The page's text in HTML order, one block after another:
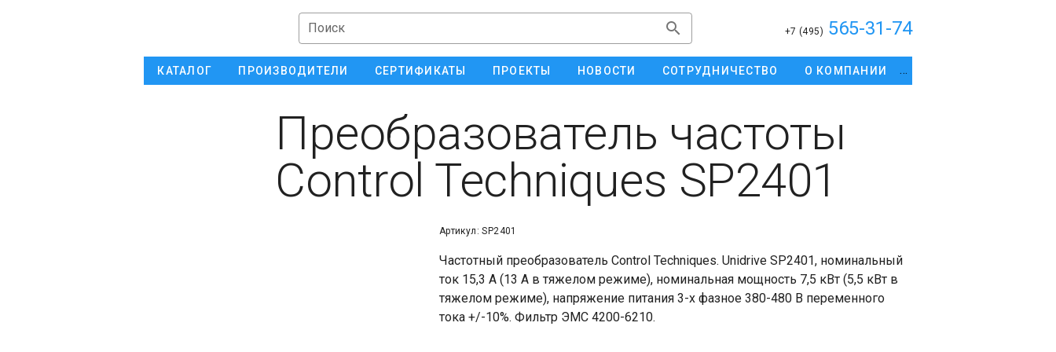
Поиск +7 (495) 565-31-74
КАТАЛОГ ПРОИЗВОДИТЕЛИ СЕРТИФИКАТЫ ПРОЕКТЫ НОВОСТИ СОТРУДНИЧЕСТВО О КОМПАНИИ
Преобразователь частоты
Control Techniques SP2401
Артикул: SP2401
Частотный преобразователь Control Techniques. Unidrive SP2401, номинальный
ток 15,3 А (13 А в тяжелом режиме), номинальная мощность 7,5 кВт (5,5 кВт в
тяжелом режиме), напряжение питания 3-х фазное 380-480 В переменного
тока +/-10%. Фильтр ЭМС 4200-6210.